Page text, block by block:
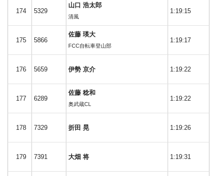
174 5329
山口 浩太郎
清風
1:19:15
175 5866
佐藤 瑛大
FCC自転車登山部
1:19:17
176 5659 伊勢 京介 1:19:22
177 6289
佐藤 稔和
奥武蔵CL
1:19:22
178 7329 折田 晃 1:19:26
179 7391 大畑 将 1:19:31